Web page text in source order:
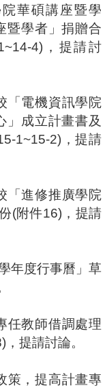
華碩講座暨學
暨學者」捐贈合
4) ，提請討
「電機資訊學院
」成立計畫書及
1~15-2) ，提請
「進修推廣學院
(附件16) ，提請
年度行事曆」草
任教師借調處理
，提請討論。
策，提高計畫專